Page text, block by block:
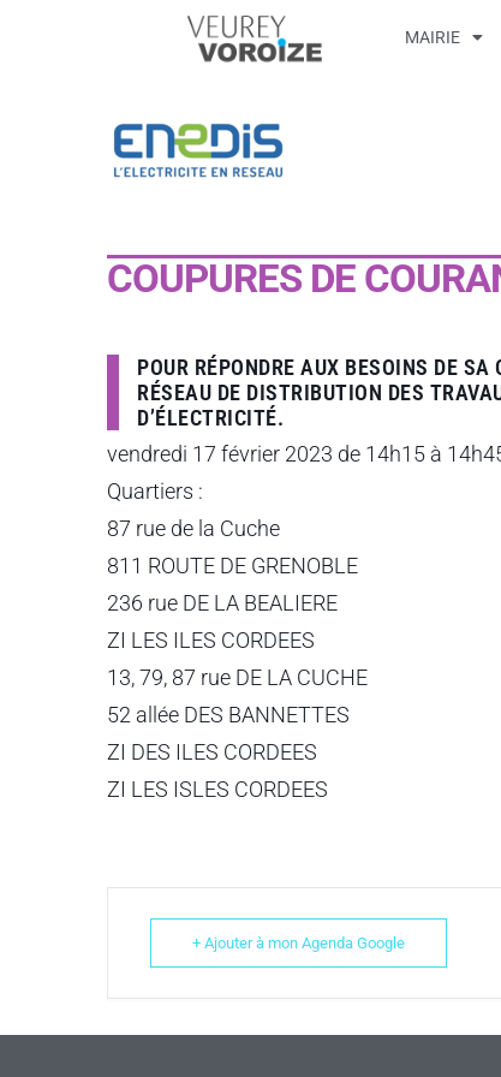
MAIRIE
COUPURES DE
POUR RÉPONDRE AUX BESOINS DE
RÉSEAU DE DISTRIBUTION DES
D’ÉLECTRICITÉ.
vendredi 17 février 2023 de 14h15 à
Quartiers :
87 rue de la Cuche
811 ROUTE DE GRENOBLE
236 rue DE LA BEALIERE
ZI LES ILES CORDEES
13, 79, 87 rue DE LA CUCHE
52 allée DES BANNETTES
ZI DES ILES CORDEES
ZI LES ISLES CORDEES
+ Ajouter à mon Agenda Google